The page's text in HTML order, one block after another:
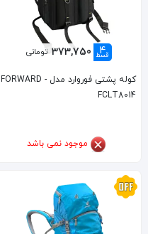
4
قسط 373,750 تومانی
کوله پشتی فوروارد مدل FORWARD -
FCLT8014
موجود نمی باشد